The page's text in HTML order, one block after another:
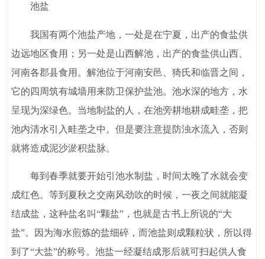
池盐
我国有两个池盐产地，一处是在宁夏，出产的食盐供
边远地区食用；另一处是山西解池，出产的食盐供山西、
河南各郡县食用。解池位于河南安邑、猗氏和临晋之间，
它的四周筑有城墙用来防卫保护盐池。池水深的地方，水
呈现为深绿色。当地制盐的人，在池旁耕地耕成畦垄，把
池内清水引入畦垄之中。但是要注意提防浊水流入，否则
就将造成泥沙淤积盐脉。
每到春季就要开始引池水制盐，时间太晚了水就会变
成红色。等到夏秋之交南风劲吹的时候，一夜之间就能凝
结成盐，这种盐名叫“颗盐”，也就是古书上所说的“大
盐”。因为海水煎炼的盐细碎，而池盐则成颗粒状，所以得
到了“大盐”的称号。池盐一经凝结成形后就可扫起供人食